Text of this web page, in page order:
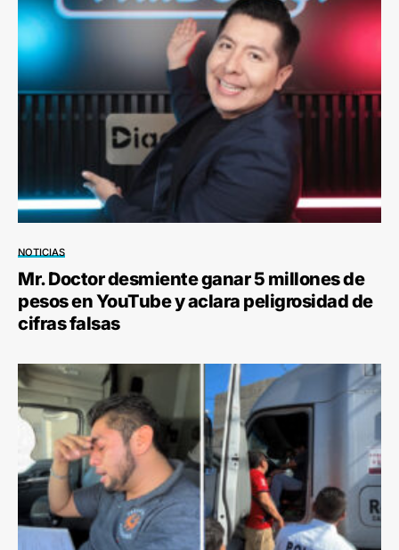
NOTICIAS
Mr. Doctor desmiente ganar 5 millones de
pesos en YouTube y aclara peligrosidad de
cifras falsas